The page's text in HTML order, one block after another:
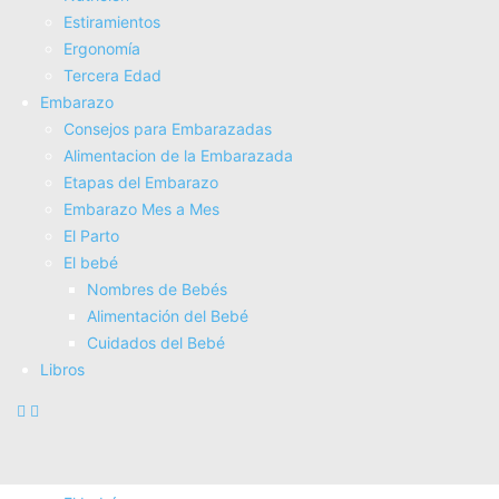
Estiramientos
Ergonomí­a
Tercera Edad
Embarazo
Consejos para Embarazadas
Alimentacion de la Embarazada
Etapas del Embarazo
Embarazo Mes a Mes
El Parto
El bebé
Nombres de Bebés
Alimentación del Bebé
Cuidados del Bebé
Libros
Fisioterapia
Electroterapia
Tratamientos
Masajes
SUPERALIMENTOS
Salud
Consejos sobre salud
Actividad Fí­sica
Nutrición
Estiramientos
Ergonomí­a
Tercera Edad
Embarazo
Consejos para Embarazadas